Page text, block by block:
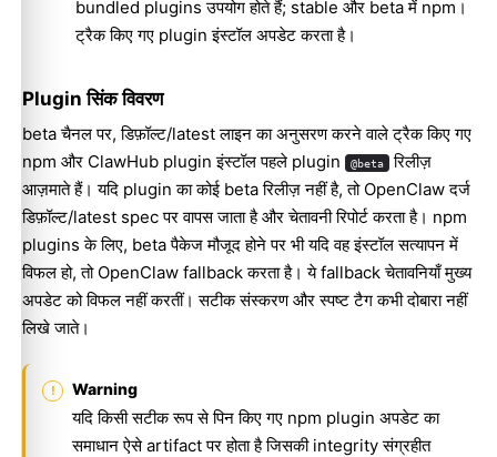
bundled plugins उपयोग होते हैं; stable और beta में npm।
ट्रैक किए गए plugin इंस्टॉल अपडेट करता है।
Plugin सिंक विवरण
beta चैनल पर, डिफ़ॉल्ट/latest लाइन का अनुसरण करने वाले ट्रैक किए गए
npm और ClawHub plugin इंस्टॉल पहले plugin
@beta रिलीज़
आज़माते हैं। यदि plugin का कोई beta रिलीज़ नहीं है, तो OpenClaw दर्ज
डिफ़ॉल्ट/latest spec पर वापस जाता है और चेतावनी रिपोर्ट करता है। npm
plugins के लिए, beta पैकेज मौजूद होने पर भी यदि वह इंस्टॉल सत्यापन में
विफल हो, तो OpenClaw fallback करता है। ये fallback चेतावनियाँ मुख्य
अपडेट को विफल नहीं करतीं। सटीक संस्करण और स्पष्ट टैग कभी दोबारा नहीं
लिखे जाते।
Warning
यदि किसी सटीक रूप से पिन किए गए npm plugin अपडेट का
समाधान ऐसे artifact पर होता है जिसकी integrity संग्रहीत